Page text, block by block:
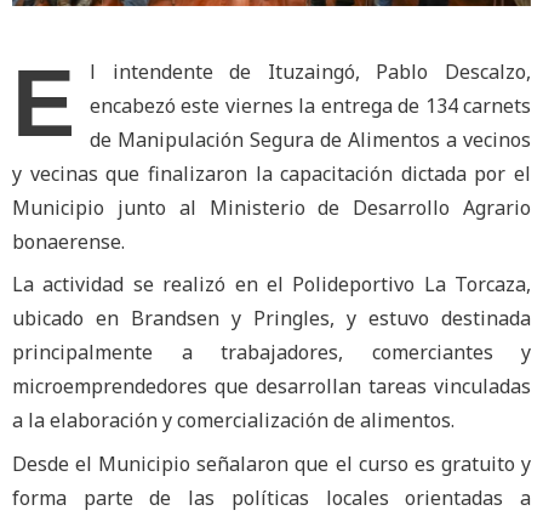
E
l intendente de Ituzaingó, Pablo Descalzo,
encabezó este viernes la entrega de 134 carnets
de Manipulación Segura de Alimentos a vecinos
y vecinas que finalizaron la capacitación dictada por el
Municipio junto al Ministerio de Desarrollo Agrario
bonaerense.
La actividad se realizó en el Polideportivo La Torcaza,
ubicado en Brandsen y Pringles, y estuvo destinada
principalmente a trabajadores, comerciantes y
microemprendedores que desarrollan tareas vinculadas
a la elaboración y comercialización de alimentos.
Desde el Municipio señalaron que el curso es gratuito y
forma parte de las políticas locales orientadas a